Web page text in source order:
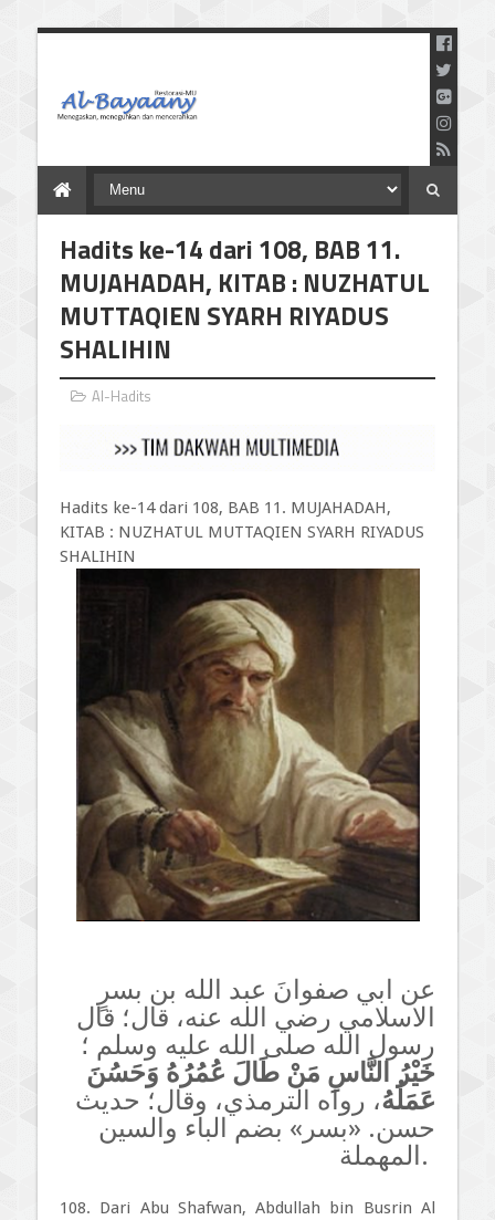
dan Mencerahkan
Hadits ke-14 dari 108, BAB 11.
MUJAHADAH, KITAB : NUZHATUL
MUTTAQIEN SYARH RIYADUS
SHALIHIN
Al-Hadits
Hadits ke-14 dari 108, BAB 11. MUJAHADAH,
KITAB : NUZHATUL MUTTAQIEN SYARH RIYADUS
SHALIHIN
عن ابي صفوانَ عبد الله بن بسرٍ
الاسلامي رضي الله عنه، قال؛ قال
رسول الله صلى الله عليه وسلم ؛
خَيْرُ النَّاسِ مَنْ طَالَ عُمُرُهُ وَحَسُنَ
عَمَلُهُ، رواه الترمذي، وقال؛ حديث
حسن. «بسر» بضم الباء والسين
المهملة.
108. Dari Abu Shafwan, Abdullah bin Busrin Al